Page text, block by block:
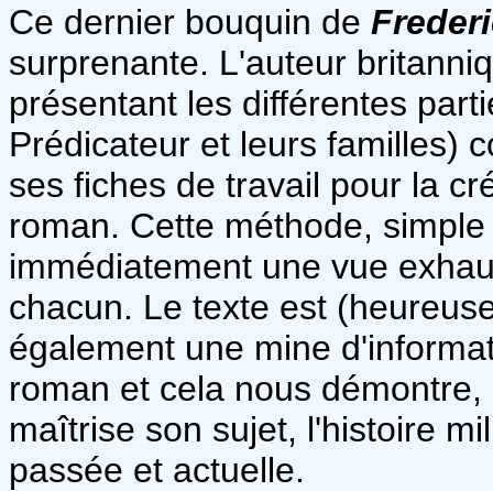
Ce dernier bouquin de
surprenante. L'auteur
présentant les différentes
Prédicateur et leurs familles)
ses fiches de travail pour la
roman. Cette méthode,
immédiatement une vue
chacun. Le texte est
également une mine
roman et cela nous
maîtrise son sujet, l'histoire
passée et actuelle.